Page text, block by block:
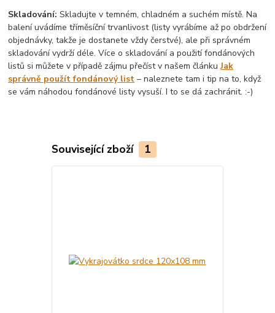
Skladování: Skladujte v temném, chladném a suchém místě. Na
balení uvádíme tříměsíční trvanlivost (listy vyrábíme až po obdržení
objednávky, takže je dostanete vždy čerstvé), ale při správném
skladování vydrží déle. Více o skladování a použití fondánových
listů si můžete v případě zájmu přečíst v našem článkuJak
správně použít fondánový list – naleznete tam i tip na to, když
se vám náhodou fondánové listy vysuší. I to se dá zachránit. :-)
Související zboží 1